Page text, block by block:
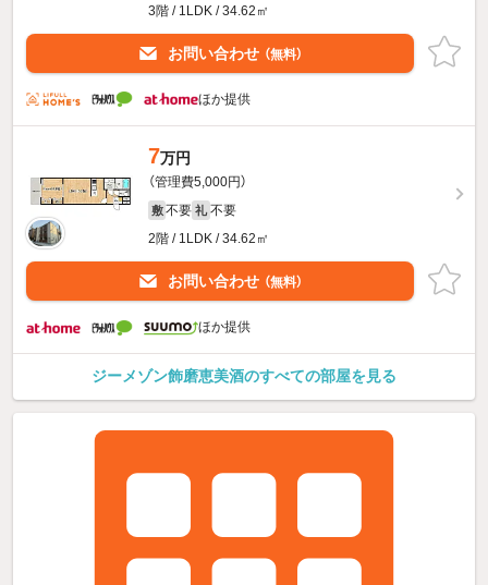
3階 / 1LDK / 34.62㎡
お問い合わせ （無料）
ほか提供
7万円
（管理費5,000円）
敷 不要 礼 不要
2階 / 1LDK / 34.62㎡
お問い合わせ （無料）
ほか提供
ジーメゾン飾磨恵美酒のすべての部屋を見る